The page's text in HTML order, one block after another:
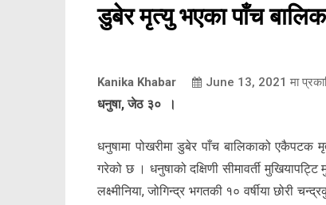
डुबेर मृत्यु भएका पाँच
Kanika Khabar June 13, 2021 मा
धनुषा, जेठ ३० ।
धनुषामा पोखरीमा डुबेर पाँच बालिकाको
गरेको छ । धनुषाको दक्षिणी सीमावर्ती
लक्ष्मीनिया, जोगिन्द्र भगतकी १० वर्षीया छोरी